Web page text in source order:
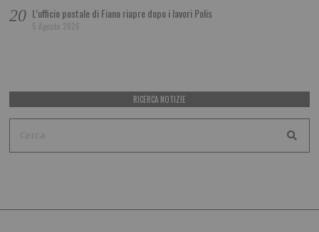
L’ufficio postale di Fiano riapre dopo i lavori Polis
5 Agosto 2026
RICERCA NOTIZIE